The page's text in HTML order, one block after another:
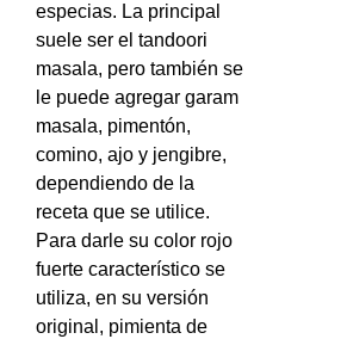
especias. La principal
suele ser el tandoori
masala, pero también se
le puede agregar garam
masala, pimentón,
comino, ajo y jengibre,
dependiendo de la
receta que se utilice.
Para darle su color rojo
fuerte característico se
utiliza, en su versión
original, pimienta de